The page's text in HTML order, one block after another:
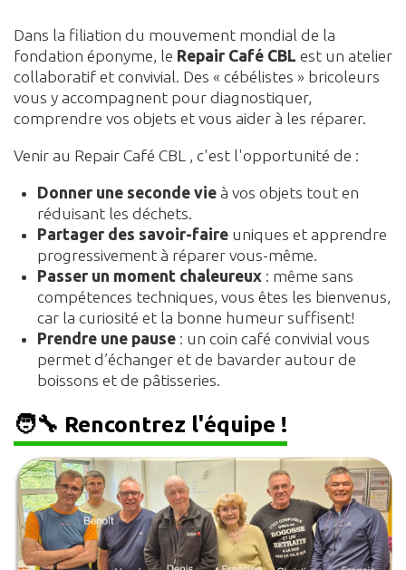
Dans la filiation du mouvement mondial de la
fondation éponyme, le Repair Café CBL est un atelier
collaboratif et convivial. Des « cébélistes » bricoleurs
vous y accompagnent pour diagnostiquer,
comprendre vos objets et vous aider à les réparer.
Venir au Repair Café CBL , c'est l'opportunité de :
Donner une seconde vie à vos objets tout en
réduisant les déchets.
Partager des savoir-faire uniques et apprendre
progressivement à réparer vous-même.
Passer un moment chaleureux : même sans
compétences techniques, vous êtes les bienvenus,
car la curiosité et la bonne humeur suffisent!
Prendre une pause : un coin café convivial vous
permet d’échanger et de bavarder autour de
boissons et de pâtisseries.
🧑‍🔧 Rencontrez l'équipe !